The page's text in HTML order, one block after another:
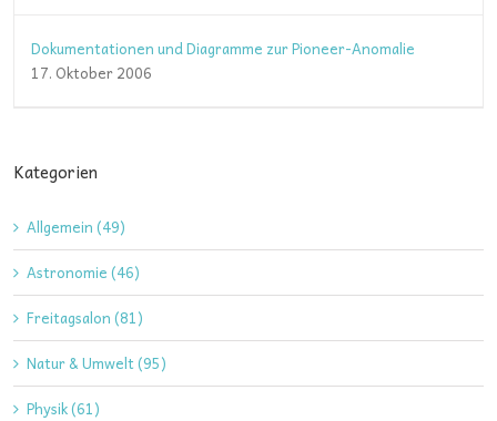
Dokumentationen und Diagramme zur Pioneer-Anomalie
17. Oktober 2006
Kategorien
Allgemein (49)
Astronomie (46)
Freitagsalon (81)
Natur & Umwelt (95)
Physik (61)